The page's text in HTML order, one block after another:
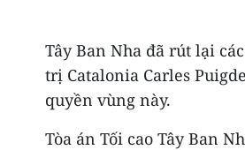
Tây Ban Nha đã rút lại
trị Catalonia Carles
quyền vùng này.
Tòa án Tối cao Tây Ban